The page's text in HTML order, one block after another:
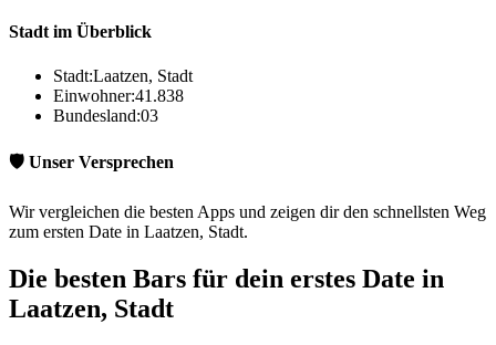
Stadt im Überblick
Stadt:Laatzen, Stadt
Einwohner:41.838
Bundesland:03
🛡️ Unser Versprechen
Wir vergleichen die besten Apps und zeigen dir den schnellsten Weg
zum ersten Date in Laatzen, Stadt.
Die besten Bars für dein erstes Date in
Laatzen, Stadt